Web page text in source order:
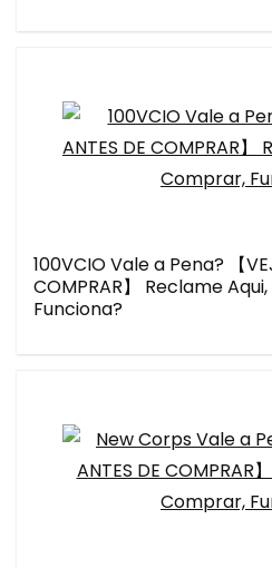
100VCIO Vale a Pena? 【
COMPRAR】 Reclame
Funciona?